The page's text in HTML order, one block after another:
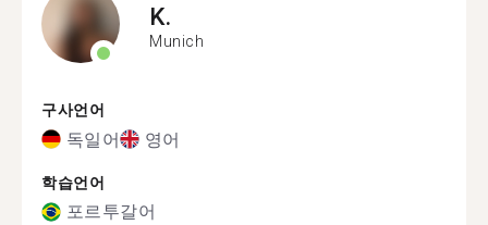
K.
Munich
구사언어
독일어 영어
학습언어
포르투갈어